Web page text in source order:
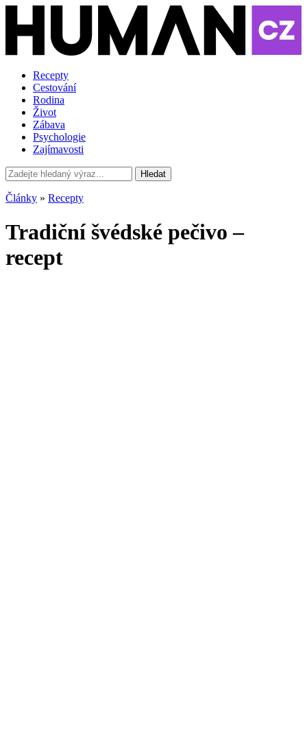
Recepty
Cestování
Rodina
Život
Zábava
Psychologie
Zajímavosti
Hledat
Články » Recepty
Tradiční švédské pečivo –
recept